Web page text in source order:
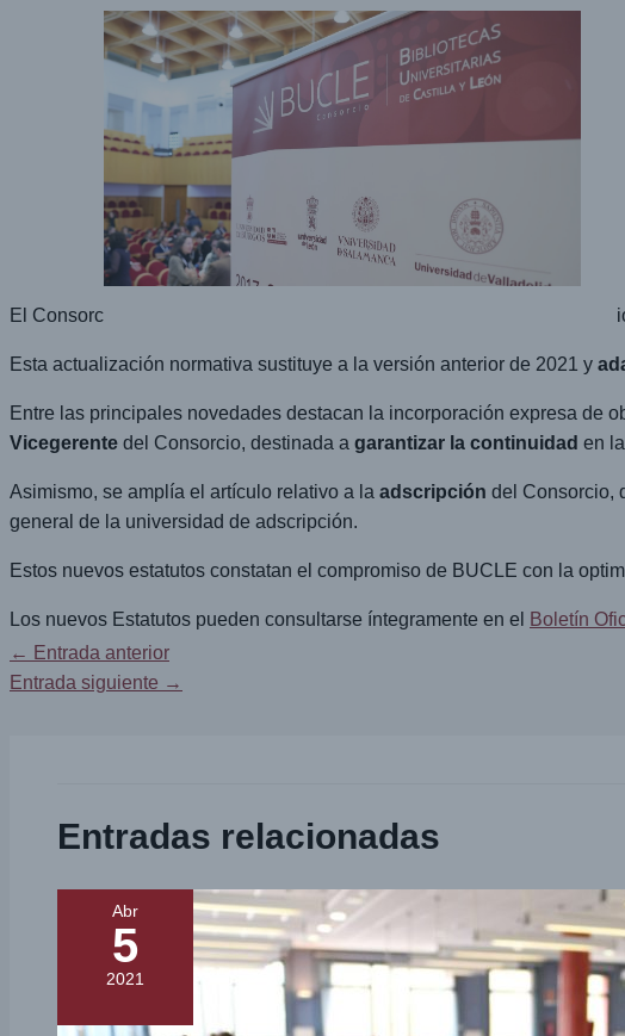
El Consorc
Esta actualización normativa sustituye a la versión anterior de 2021 y
Entre las principales novedades destacan la incorporación expresa de
Vicegerente del Consorcio, destinada a garantizar la continuidad en
Asimismo, se amplía el artículo relativo a la adscripción del Consorcio,
general de la universidad de adscripción.
Estos nuevos estatutos constatan el compromiso de BUCLE con la
Los nuevos Estatutos pueden consultarse íntegramente en el
Boletín
← Entrada anterior
Entrada siguiente →
Entradas relacionadas
Abr
5
2021